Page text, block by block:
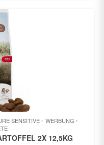
SENSITIVE
WERBUNG
2X 12,5KG